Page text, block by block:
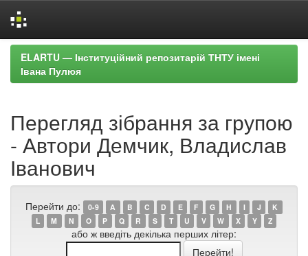
Skip
navigation
ELARTU — Інституційний репозитарій ТНТУ імені
Івана Пулюя
Перегляд зібрання за групою
- Автори Демчик, Владислав
Іванович
Перейти до: 0-9 A B C D E F G H I J
K
L
M N O P Q R S T U V W X Y Z
або ж введіть декілька перших літер: